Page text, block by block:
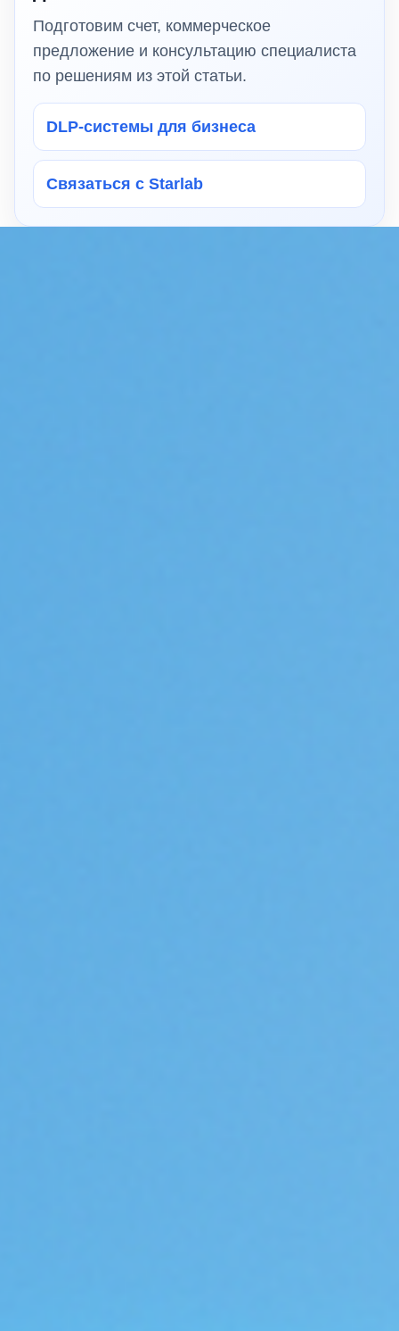
Подготовим счет, коммерческое
предложение и консультацию специалиста
по решениям из этой статьи.
DLP-системы для бизнеса
Связаться с Starlab